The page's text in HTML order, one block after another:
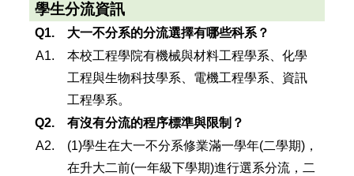
學生分流資訊
Q1.
大一不分系的分流選擇有哪些科系？
A1.
本校工程學院有機械與材料工程學系、化學
工程與生物科技學系、電機工程學系、資訊
工程學系。
Q2.
有沒有分流的程序標準與限制？
A2.
(1)學生在大一不分系修業滿一學年(二學期)，
在升大二前(一年級下學期)進行選系分流，二